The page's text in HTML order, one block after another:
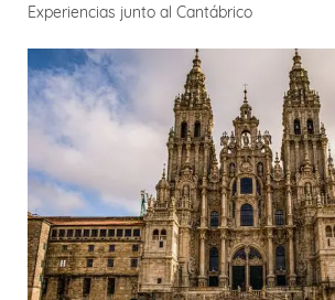
Experiencias junto al Cantábrico